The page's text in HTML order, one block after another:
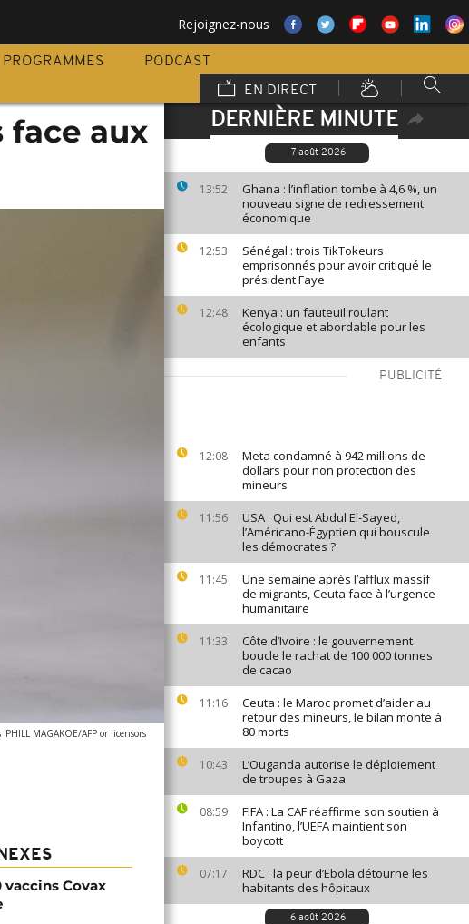
Rejoignez-nous
PROGRAMMES
PODCAST
EN DIRECT
DERNIÈRE MINUTE
7 août 2026
13:52
Ghana : l’inflation tombe à 4,6 %, un
nouveau signe de redressement
économique
12:53
Sénégal : trois TikTokeurs
emprisonnés pour avoir critiqué le
président Faye
12:48
Kenya : un fauteuil roulant
écologique et abordable pour les
enfants
PUBLICITÉ
12:08
Meta condamné à 942 millions de
dollars pour non protection des
mineurs
11:56
USA : Qui est Abdul El-Sayed,
l’Américano-Égyptien qui bouscule
les démocrates ?
11:45
Une semaine après l’afflux massif
de migrants, Ceuta face à l’urgence
humanitaire
11:33
Côte d’Ivoire : le gouvernement
boucle le rachat de 100 000 tonnes
de cacao
11:16
Ceuta : le Maroc promet d’aider au
retour des mineurs, le bilan monte à
80 morts
10:43
L’Ouganda autorise le déploiement
de troupes à Gaza
08:59
FIFA : La CAF réaffirme son soutien à
Infantino, l’UEFA maintient son
boycott
07:17
RDC : la peur d’Ebola détourne les
habitants des hôpitaux
6 août 2026
face aux
PHILL MAGAKOE/AFP or licensors
vaccins Covax